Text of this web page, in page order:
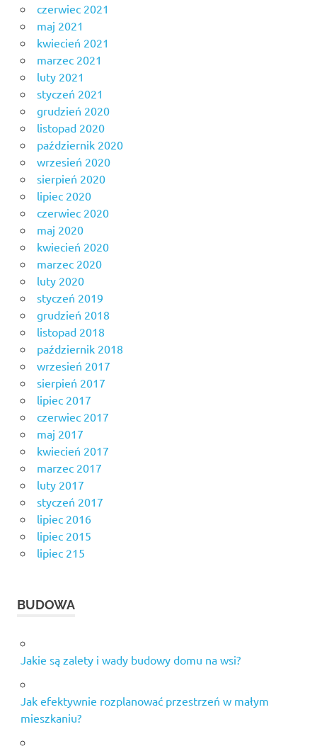
czerwiec 2021
maj 2021
kwiecień 2021
marzec 2021
luty 2021
styczeń 2021
grudzień 2020
listopad 2020
październik 2020
wrzesień 2020
sierpień 2020
lipiec 2020
czerwiec 2020
maj 2020
kwiecień 2020
marzec 2020
luty 2020
styczeń 2019
grudzień 2018
listopad 2018
październik 2018
wrzesień 2017
sierpień 2017
lipiec 2017
czerwiec 2017
maj 2017
kwiecień 2017
marzec 2017
luty 2017
styczeń 2017
lipiec 2016
lipiec 2015
lipiec 215
BUDOWA
Jakie są zalety i wady budowy domu na wsi?
Jak efektywnie rozplanować przestrzeń w małym
mieszkaniu?